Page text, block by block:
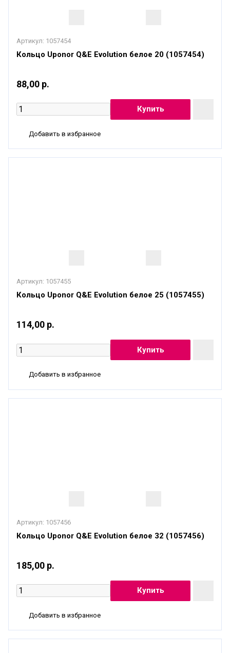
Артикул: 1057454
Кольцо Uponor Q&E Evolution белое 20 (1057454)
88,00 р.
Добавить в избранное
Артикул: 1057455
Кольцо Uponor Q&E Evolution белое 25 (1057455)
114,00 р.
Добавить в избранное
Артикул: 1057456
Кольцо Uponor Q&E Evolution белое 32 (1057456)
185,00 р.
Добавить в избранное